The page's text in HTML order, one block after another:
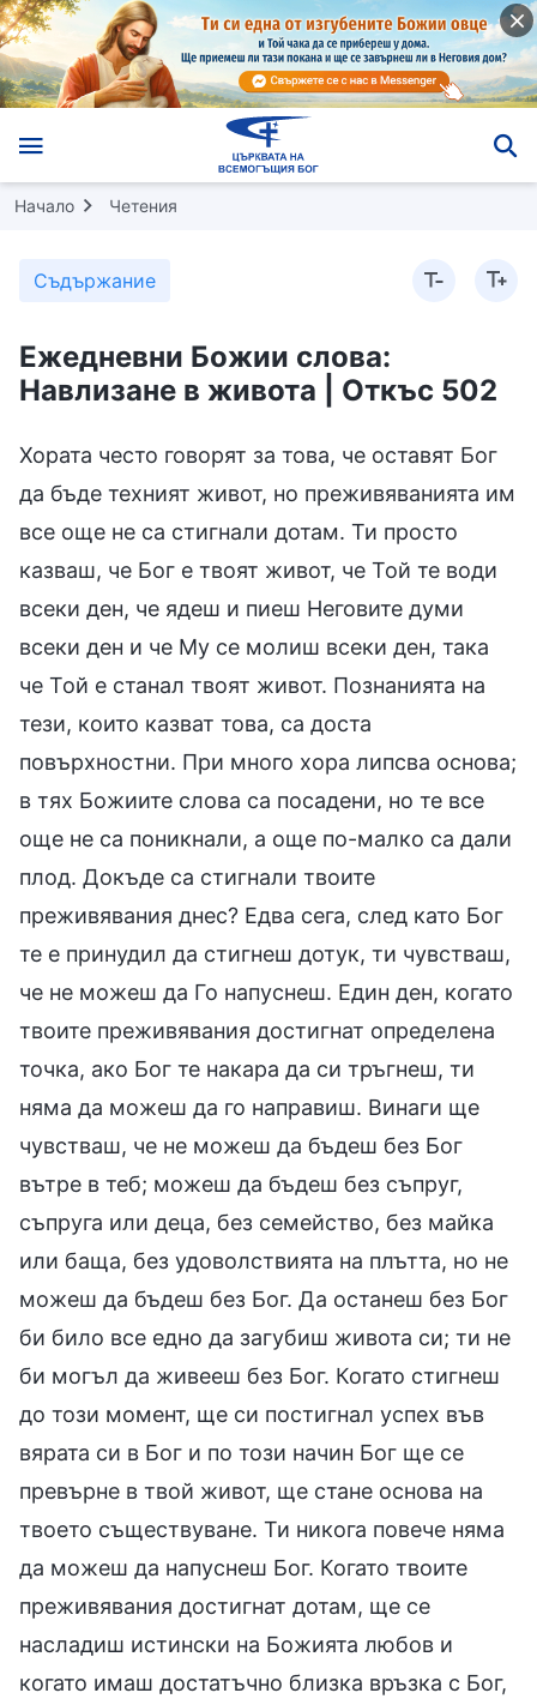
Начало Четения
Съдържание
Ежедневни Божии слова:
Навлизане в живота | Откъс 502
Хората често говорят за това, че оставят Бог
да бъде техният живот, но преживяванията им
все още не са стигнали дотам. Ти просто
казваш, че Бог е твоят живот, че Той те води
всеки ден, че ядеш и пиеш Неговите думи
всеки ден и че Му се молиш всеки ден, така
че Той е станал твоят живот. Познанията на
тези, които казват това, са доста
повърхностни. При много хора липсва основа;
в тях Божиите слова са посадени, но те все
още не са поникнали, а още по-малко са дали
плод. Докъде са стигнали твоите
преживявания днес? Едва сега, след като Бог
те е принудил да стигнеш дотук, ти чувстваш,
че не можеш да Го напуснеш. Един ден, когато
твоите преживявания достигнат определена
точка, ако Бог те накара да си тръгнеш, ти
няма да можеш да го направиш. Винаги ще
чувстваш, че не можеш да бъдеш без Бог
вътре в теб; можеш да бъдеш без съпруг,
съпруга или деца, без семейство, без майка
или баща, без удоволствията на плътта, но не
можеш да бъдеш без Бог. Да останеш без Бог
би било все едно да загубиш живота си; ти не
би могъл да живееш без Бог. Когато стигнеш
до този момент, ще си постигнал успех във
вярата си в Бог и по този начин Бог ще се
превърне в твой живот, ще стане основа на
твоето съществуване. Ти никога повече няма
да можеш да напуснеш Бог. Когато твоите
преживявания достигнат дотам, ще се
насладиш истински на Божията любов и
когато имаш достатъчно близка връзка с Бог,